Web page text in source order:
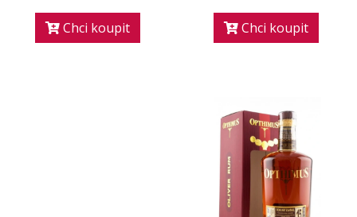
Chci koupit Chci koupit